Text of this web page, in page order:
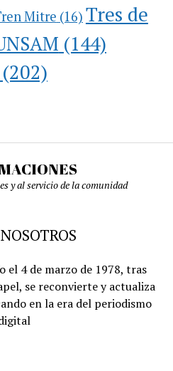
Mitre (16) Tres de
(144)
(202)
y al servicio de la comunidad
el 4 de marzo de 1978, tras
se reconvierte y actualiza
en la era del periodismo